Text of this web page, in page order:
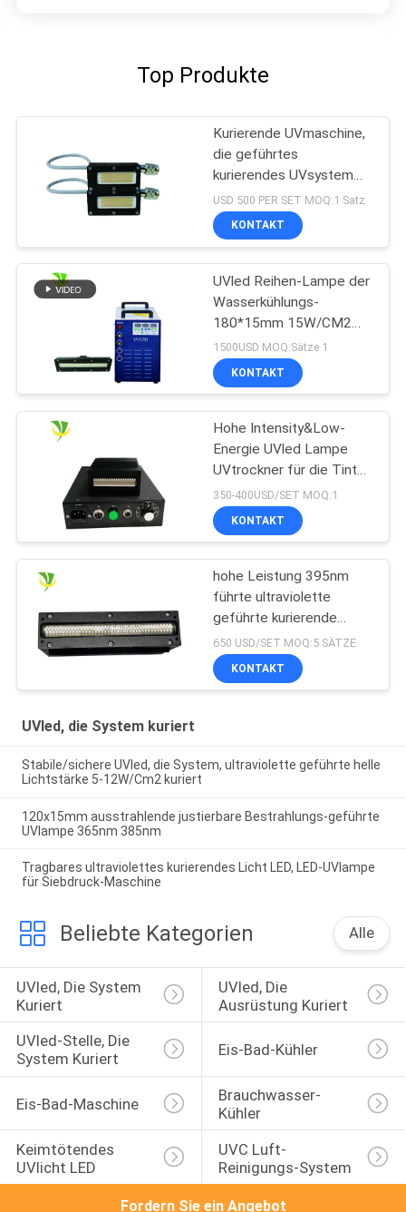
Top Produkte
Kurierende UVmaschine,
die geführtes
kurierendes UVsystem
der hohen Leistung der
Größen-50x20 Millimeter
der Wellenlängen-395nm
USD 500 PER SET MOQ:1 Satz
KONTAKT
UVled Reihen-Lampe der
Wasserkühlungs-
180*15mm 15W/CM2
395nm
1500USD MOQ:Sätze 1
KONTAKT
Hohe Intensity&Low-
Energie UVled Lampe
UVtrockner für die Tinte
kurierend kuriert
350-400USD/SET MOQ:1
KONTAKT
hohe Leistung 395nm
führte ultraviolette
geführte kurierende
Lampe für
Flachbettuvdrucker
650 USD/SET MOQ:5 SÄTZE
KONTAKT
UVled, die System kuriert
Stabile/sichere UVled, die System, ultraviolette geführte helle
Lichtstärke 5-12W/Cm2 kuriert
120x15mm ausstrahlende justierbare Bestrahlungs-geführte
UVlampe 365nm 385nm
Tragbares ultraviolettes kurierendes Licht LED, LED-UVlampe
für Siebdruck-Maschine
Beliebte Kategorien Alle
UVled, Die System
Kuriert
UVled, Die
Ausrüstung Kuriert
UVled-Stelle, Die
System Kuriert
Eis-Bad-Kühler
Eis-Bad-Maschine
Brauchwasser-
Kühler
Keimtötendes
UVlicht LED
UVC Luft-
Reinigungs-System
Fordern Sie ein Angebot